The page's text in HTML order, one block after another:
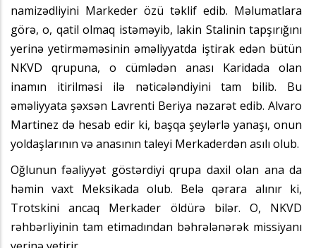
namizədliyini Markeder özü təklif edib. Məlumatlara
görə, o, qatil olmaq istəməyib, lakin Stalinin tapşırığını
yerinə yetirməməsinin əməliyyatda iştirak edən bütün
NKVD qrupuna, o cümlədən anası Karidada olan
inamın itirilməsi ilə nəticələndiyini tam bilib. Bu
əməliyyata şəxsən Lavrenti Beriya nəzarət edib. Alvaro
Martinez də hesab edir ki, başqa şeylərlə yanaşı, onun
yoldaşlarının və anasının taleyi Merkaderdən asılı olub.
Oğlunun fəaliyyət göstərdiyi qrupa daxil olan ana da
həmin vaxt Meksikada olub. Belə qərara alınır ki,
Trotskini ancaq Merkader öldürə bilər. O, NKVD
rəhbərliyinin tam etimadından bəhrələnərək missiyanı